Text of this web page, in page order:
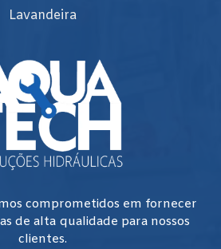
Lavandeira
comprometidos em fornecer
de alta qualidade para nossos
clientes.